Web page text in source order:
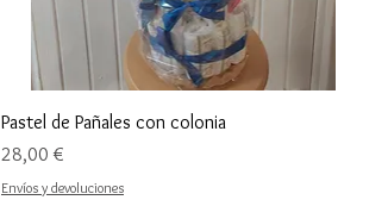
Pastel de Pañales con colonia
Preu
28,00 €
Envíos y devoluciones